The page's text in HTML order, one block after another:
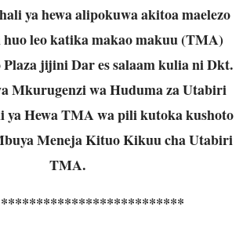
ya hewa alipokuwa akitoa maelezo
leo katika makao makuu (TMA)
Plaza jijini Dar es salaam kulia ni Dkt.
Mkurugenzi wa Huduma za Utabiri
ya Hewa TMA wa pili kutoka kushoto
Meneja Kituo Kikuu cha Utabiri
TMA.